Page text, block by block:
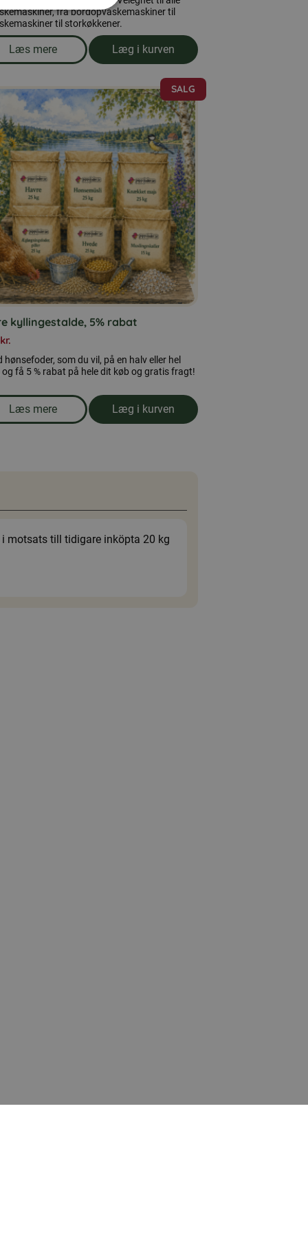
fra bordopvaskemaskiner til
til storkøkkener.
Læs mere
om produkten Opvaskemaskine-tabletter, 100 tabletter
Læg i kurven
SALG
kyllingestalde, 5% rabat
kr.
hønsefoder, som du vil, på en halv eller hel
og få 5 % rabat på hele dit køb og gratis fragt!
Læs mere
om produkten Store kyllingestalde, 5% rabat
Læg i kurven
motsats till tidigare inköpta 20 kg